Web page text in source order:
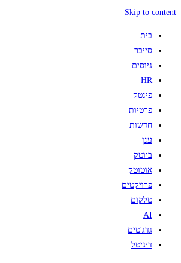
Skip to content
בית
סייבר
גיוסים
HR
פינטק
פרטיות
חדשות
ענן
ביוטק
אוטוטק
פרויקטים
טלקום
AI
גדג'טים
דיגיטל